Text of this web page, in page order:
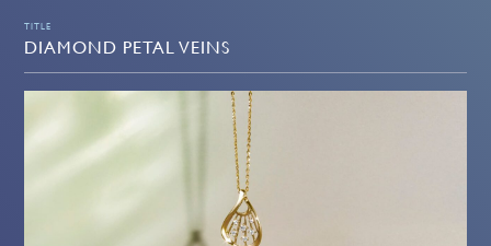
TITLE
DIAMOND PETAL VEINS